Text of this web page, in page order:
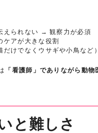
えられない → 観察力が必須
ケアが大きな役割
だけでなくウサギや小鳥など
「看護師」でありながら動
と難しさ